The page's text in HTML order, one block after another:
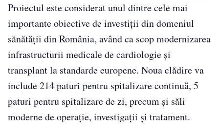
Proiectul este considerat unul dintre cele mai
importante obiective de investiții din domeniul
sănătății din România, având ca scop modernizarea
infrastructurii medicale de cardiologie și
transplant la standarde europene. Noua clădire va
include 214 paturi pentru spitalizare continuă, 5
paturi pentru spitalizare de zi, precum și săli
moderne de operație, investigații și tratament.